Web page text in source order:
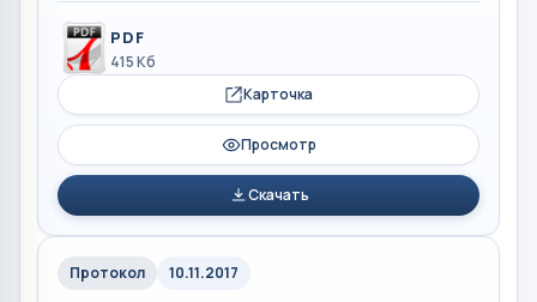
PDF
415 Кб
Карточка
Просмотр
Скачать
Протокол 10.11.2017